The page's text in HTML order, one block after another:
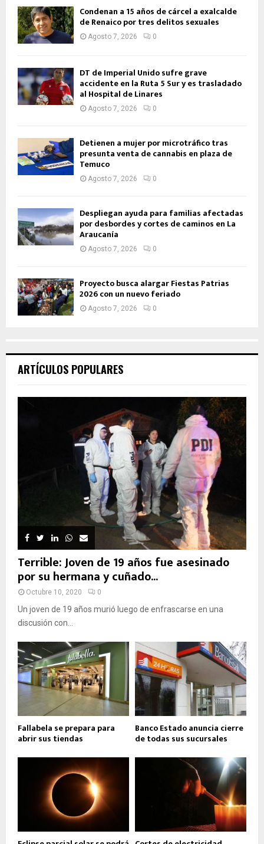
Condenan a 15 años de cárcel a exalcalde
de Renaico por tres delitos sexuales
Agosto 7, 2026 0
DT de Imperial Unido sufre grave
accidente en la Ruta 5 Sur y es trasladado
al Hospital de Linares
Agosto 7, 2026 0
Detienen a mujer por microtráfico tras
presunta venta de cannabis en plaza de
Temuco
Agosto 7, 2026 0
Despliegan ayuda para familias afectadas
por desbordes y cortes de caminos en La
Araucanía
Agosto 7, 2026 0
Proyecto busca alargar Fiestas Patrias
2026 con un nuevo feriado
Agosto 7, 2026 0
ARTÍCULOS POPULARES
Terrible: Joven de 19 años fue asesinado
por su hermana y cuñado...
Octubre 10, 2020 0
Un joven de 19 años murió luego de enfrascarse en una
discusión con...
Fallabela se prepara para
abrir sus tiendas
Banco Estado anuncia cierre
de todas sus sucursales